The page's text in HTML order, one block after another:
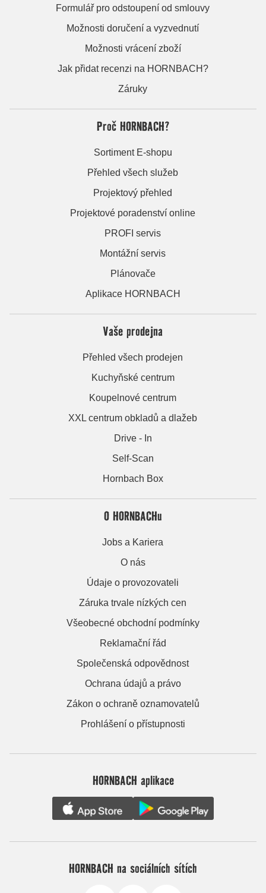
Formulář pro odstoupení od smlouvy
Možnosti doručení a vyzvednutí
Možnosti vrácení zboží
Jak přidat recenzi na HORNBACH?
Záruky
Proč HORNBACH?
Sortiment E-shopu
Přehled všech služeb
Projektový přehled
Projektové poradenství online
PROFI servis
Montážní servis
Plánovače
Aplikace HORNBACH
Vaše prodejna
Přehled všech prodejen
Kuchyňské centrum
Koupelnové centrum
XXL centrum obkladů a dlažeb
Drive - In
Self-Scan
Hornbach Box
O HORNBACHu
Jobs a Kariera
O nás
Údaje o provozovateli
Záruka trvale nízkých cen
Všeobecné obchodní podmínky
Reklamační řád
Společenská odpovědnost
Ochrana údajů a právo
Zákon o ochraně oznamovatelů
Prohlášení o přístupnosti
HORNBACH aplikace
HORNBACH na sociálních sítích